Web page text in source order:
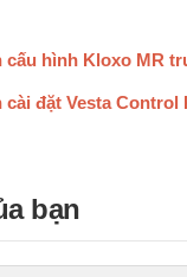
cấu hình Kloxo MR
đặt Vesta Control
bạn